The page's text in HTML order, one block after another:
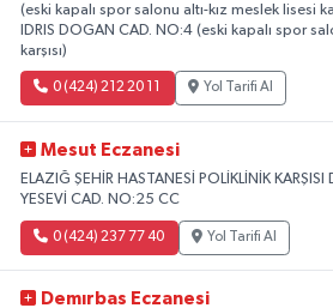
(eski kapalı spor salonu altı-kız meslek lisesi
IDRIS DOGAN CAD. NO:4 (eski kapalı spor
karşısı)
0 (424) 212 20 11 Yol Tarifi Al
Mesut Eczanesi
ELAZIĞ ŞEHİR HASTANESİ POLİKLİNİK
YESEVİ CAD. NO:25 CC
0 (424) 237 77 40 Yol Tarifi Al
Demırbas Eczanesi